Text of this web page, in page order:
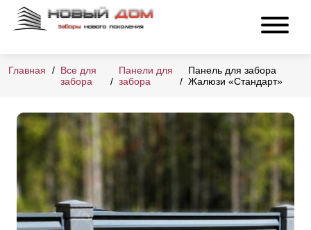
Главная
Все для
забора
Панели для
забора
Панель для забора
Жалюзи «Стандарт»